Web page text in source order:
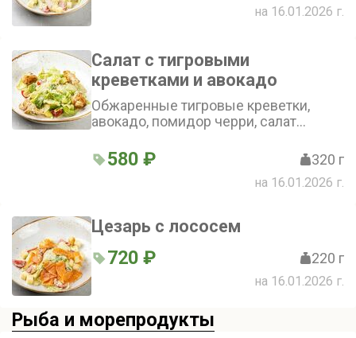
на 16.01.2026 г.
Салат с тигровыми
креветками и авокадо
Обжаренные тигровые креветки,
авокадо, помидор черри, салат
фирменная заправка для салата
580 ₽ 320 г
на 16.01.2026 г.
Цезарь с лососем
720 ₽ 220 г
на 16.01.2026 г.
Рыба и морепродукты